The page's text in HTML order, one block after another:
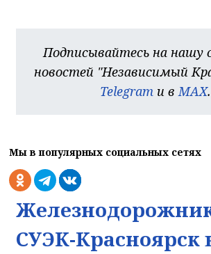
Подписывайтесь на нашу
новостей "Независимый
Telegram и вMAX.
Мы в популярных социальных сетях
СУЭК-Красноярск